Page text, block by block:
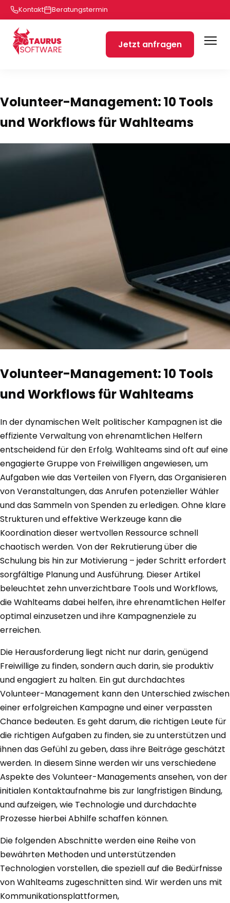
Kontakt Beratungstermin
Jetzt anfragen
Volunteer-Management: 10 Tools
und Workflows für Wahlteams
Volunteer-Management: 10 Tools
und Workflows für Wahlteams
In der dynamischen Welt politischer Kampagnen ist die
effiziente Verwaltung von ehrenamtlichen Helfern
entscheidend für den Erfolg. Wahlteams sind oft auf eine
engagierte Gruppe von Freiwilligen angewiesen, um
Aufgaben wie das Verteilen von Flyern, das Organisieren
von Veranstaltungen, das Anrufen potenzieller Wähler
und das Sammeln von Spenden zu erledigen. Ohne klare
Strukturen und effektive Werkzeuge kann die
Koordination dieser wertvollen Ressource schnell
chaotisch werden. Von der Rekrutierung über die
Schulung bis hin zur Motivierung – jeder Schritt erfordert
sorgfältige Planung und Ausführung. Dieser Artikel
beleuchtet zehn unverzichtbare Tools und Workflows,
die Wahlteams dabei helfen, ihre ehrenamtlichen Helfer
optimal einzusetzen und ihre Kampagnenziele zu
erreichen.
Die Herausforderung liegt nicht nur darin, genügend
Freiwillige zu finden, sondern auch darin, sie produktiv
und engagiert zu halten. Ein gut durchdachtes
Volunteer-Management kann den Unterschied zwischen
einer erfolgreichen Kampagne und einer verpassten
Chance bedeuten. Es geht darum, die richtigen Leute für
die richtigen Aufgaben zu finden, sie zu unterstützen und
ihnen das Gefühl zu geben, dass ihre Beiträge geschätzt
werden. In diesem Sinne werden wir uns verschiedene
Aspekte des Volunteer-Managements ansehen, von der
initialen Kontaktaufnahme bis zur langfristigen Bindung,
und aufzeigen, wie Technologie und durchdachte
Prozesse hierbei Abhilfe schaffen können.
Die folgenden Abschnitte werden eine Reihe von
bewährten Methoden und unterstützenden
Technologien vorstellen, die speziell auf die Bedürfnisse
von Wahlteams zugeschnitten sind. Wir werden uns mit
Kommunikationsplattformen,